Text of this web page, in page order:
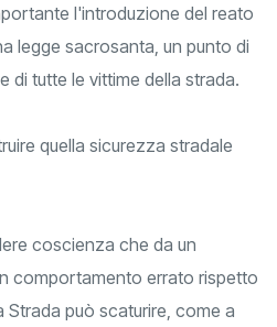
l'introduzione del reato
legge sacrosanta, un punto di
di tutte le vittime della strada.
quella sicurezza stradale
coscienza che da un
comportamento errato rispetto
Strada può scaturire, come a